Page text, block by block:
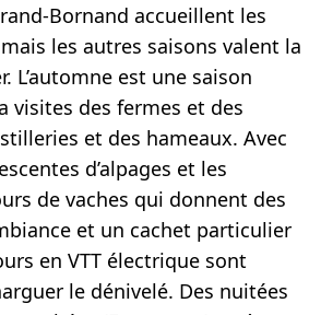
Bornand accueillent les
les autres saisons valent la
L’automne est une saison
visites des fermes et des
et des hameaux. Avec
d’alpages et les
de vaches qui donnent des
et un cachet particulier
en VTT électrique sont
le dénivelé. Des nuitées